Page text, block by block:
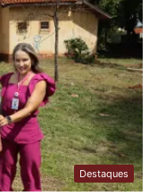
Destaques